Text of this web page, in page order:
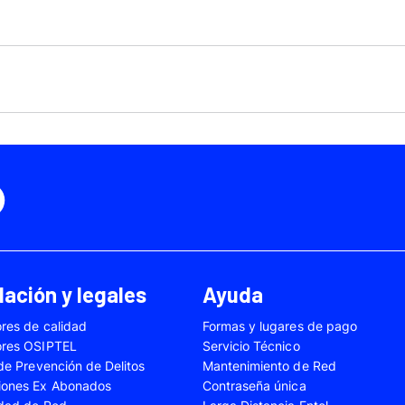
40 Neo
Fusión
Motorola Moto
Ed. Esp. Motorola Moto G20 Motorola Moto G200
Power Motorola Moto G31 Motorola Moto G35
Oppo Reno 6 Lite
Samsung Galaxy A03 Samsung Galaxy
Samsung Galaxy A05 Samsung Galaxy
Samsung Galaxy A14 Samsung Galaxy A15
y legales
de calidad
OSIPTEL
Prevención de Delitos
Ex Abonados
Ayuda
Formas y lugares de pago
Servicio Técnico
Mantenimiento de Red
Contraseña única